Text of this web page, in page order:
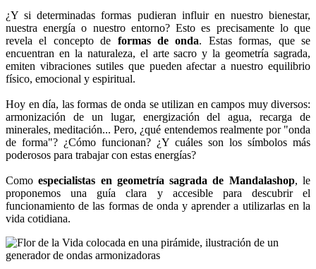
¿Y si determinadas formas pudieran influir en nuestro bienestar,
nuestra energía o nuestro entorno? Esto es precisamente lo que
revela el concepto de formas de onda. Estas formas, que se
encuentran en la naturaleza, el arte sacro y la geometría sagrada,
emiten vibraciones sutiles que pueden afectar a nuestro equilibrio
físico, emocional y espiritual.
Hoy en día, las formas de onda se utilizan en campos muy diversos:
armonización de un lugar, energización del agua, recarga de
minerales, meditación... Pero, ¿qué entendemos realmente por "onda
de forma"? ¿Cómo funcionan? ¿Y cuáles son los símbolos más
poderosos para trabajar con estas energías?
Comoespecialistas en geometría sagrada de Mandalashop, le
proponemos una guía clara y accesible para descubrir el
funcionamiento de las formas de onda y aprender a utilizarlas en la
vida cotidiana.